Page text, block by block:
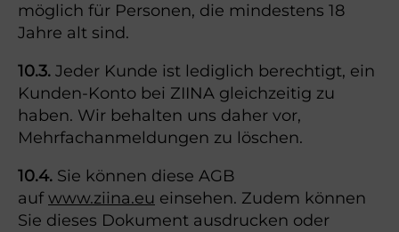
möglich für Personen, die mindestens 18
Jahre alt sind.
10.3. Jeder Kunde ist lediglich berechtigt, ein
Kunden-Konto bei ZIINA gleichzeitig zu
haben. Wir behalten uns daher vor,
Mehrfachanmeldungen zu löschen.
10.4. Sie können diese AGB
aufwww.ziina.eu einsehen. Zudem können
Sie dieses Dokument ausdrucken oder